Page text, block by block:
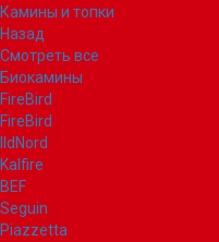
Камины и топки
Назад
Смотреть все
Биокамины
FireBird
FireBird
IldNord
Kalfire
BEF
Seguin
Piazzetta